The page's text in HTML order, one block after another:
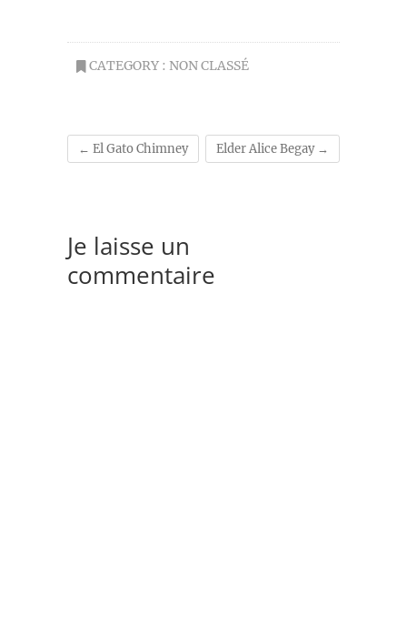
CATEGORY : NON CLASSÉ
← El Gato Chimney Elder Alice Begay →
Je laisse un
commentaire